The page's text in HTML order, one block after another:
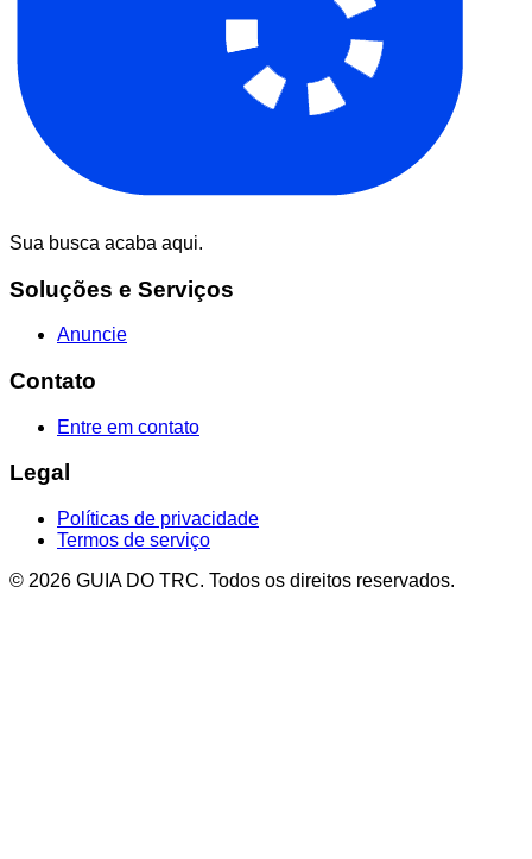
Sua busca acaba aqui.
Soluções e Serviços
Anuncie
Contato
Entre em contato
Legal
Políticas de privacidade
Termos de serviço
© 2026 GUIA DO TRC. Todos os direitos reservados.